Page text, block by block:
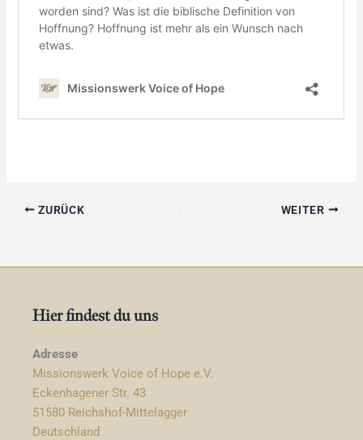
ZURÜCK WEITER
Hier findest du uns
Adresse
Missionswerk Voice of Hope e.V.
Eckenhagener Str. 43
51580 Reichshof-Mittelagger
Deutschland